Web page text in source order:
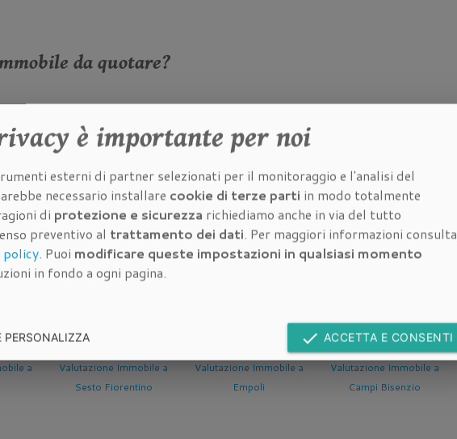
da quotare?
da quotare:
da quotare:
da quotare:
a
Valutazione Immobile a
Empoli
Valutazione Immobile a
Campi Bisenzio
Valutazione Immobile a
Bagno a Ripoli
è importante per noi
esterni di partner selezionati per il monitoraggio e l'analisi del
necessario installare cookie di terze parti in modo totalmente
di protezione e sicurezza richiediamo anche in via del tutto
preventivo al trattamento dei dati. Per maggiori informazioni consulta
policy. Puoi modificare queste impostazioni in qualsiasi momento
in fondo a ogni pagina.
PERSONALIZZA done ACCETTA E CONSENTI